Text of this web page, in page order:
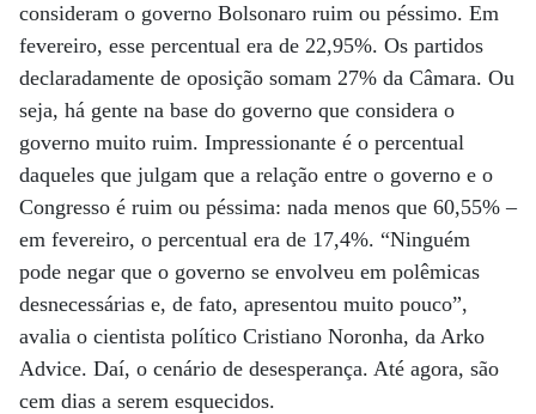
consideram o governo Bolsonaro ruim ou péssimo. Em
fevereiro, esse percentual era de 22,95%. Os partidos
declaradamente de oposição somam 27% da Câmara. Ou
seja, há gente na base do governo que considera o
governo muito ruim. Impressionante é o percentual
daqueles que julgam que a relação entre o governo e o
Congresso é ruim ou péssima: nada menos que 60,55% –
em fevereiro, o percentual era de 17,4%. “Ninguém
pode negar que o governo se envolveu em polêmicas
desnecessárias e, de fato, apresentou muito pouco”,
avalia o cientista político Cristiano Noronha, da Arko
Advice. Daí, o cenário de desesperança. Até agora, são
cem dias a serem esquecidos.